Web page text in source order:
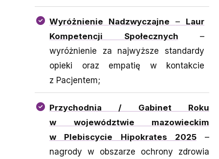
Wyróżnienie Nadzwyczajne – Laur
Kompetencji Społecznych –
wyróżnienie za najwyższe standardy
opieki oraz empatię w kontakcie
z Pacjentem;
Przychodnia / Gabinet Roku
w województwie mazowieckim
w Plebiscycie Hipokrates 2025–
nagrody w obszarze ochrony zdrowia